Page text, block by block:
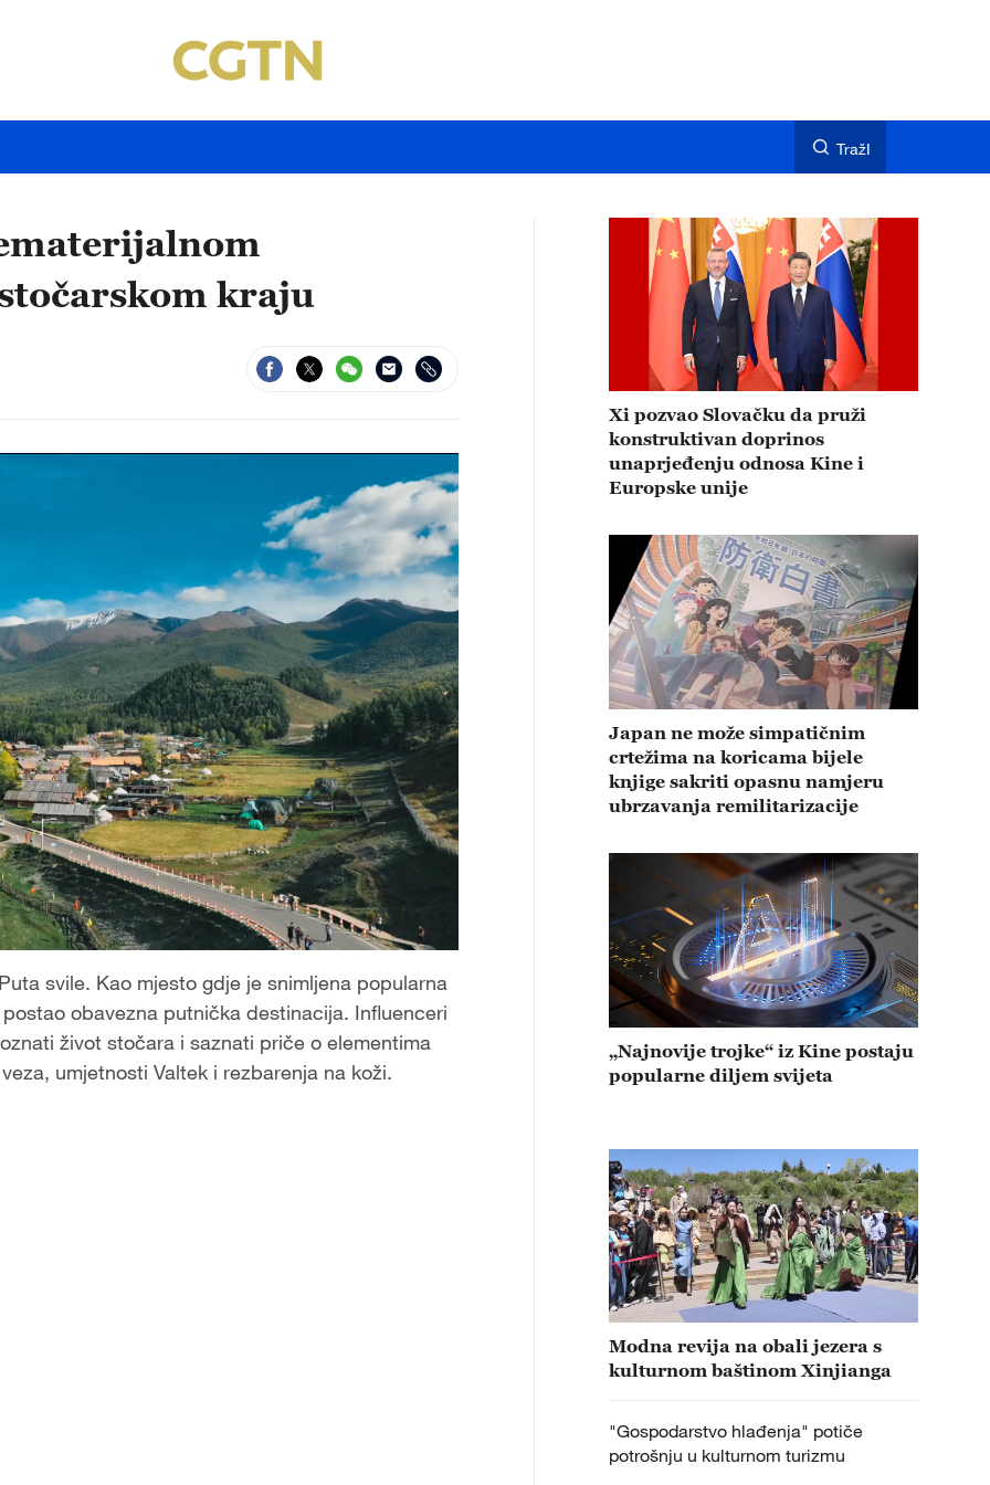
TražI
kraju
svile. Kao mjesto gdje je snimljena popularna
obavezna putnička destinacija. Influenceri
život stočara i saznati priče o elementima
umjetnosti Valtek i rezbarenja na koži.
Xi pozvao Slovačku da pruži
konstruktivan doprinos
unaprjeđenju odnosa Kine i
Europske unije
Japan ne može simpatičnim
crtežima na koricama bijele
knjige sakriti opasnu namjeru
ubrzavanja remilitarizacije
„Najnovije trojke“ iz Kine postaju
popularne diljem svijeta
Modna revija na obali jezera s
kulturnom baštinom Xinjianga
"Gospodarstvo hlađenja" potiče
potrošnju u kulturnom turizmu